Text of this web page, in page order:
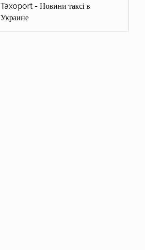
Taxoport - Новини таксі в
Украине